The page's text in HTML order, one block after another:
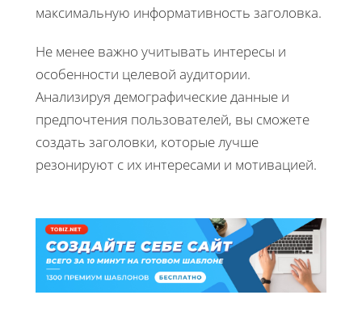
максимальную информативность заголовка.
Не менее важно учитывать интересы и
особенности целевой аудитории.
Анализируя демографические данные и
предпочтения пользователей, вы сможете
создать заголовки, которые лучше
резонируют с их интересами и мотивацией.